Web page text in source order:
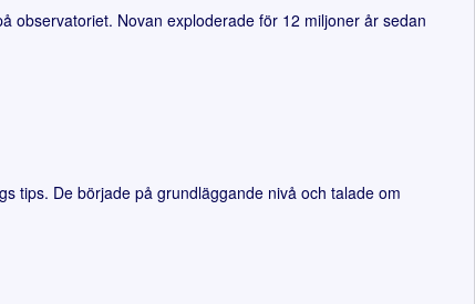
observatoriet. Novan exploderade för 12 miljoner år sedan
tips. De började på grundläggande nivå och talade om